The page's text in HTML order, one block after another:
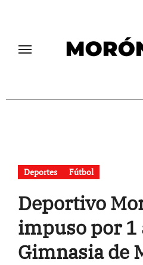
Deportes Fútbol
Deportivo
impuso por 1
Gimnasia de